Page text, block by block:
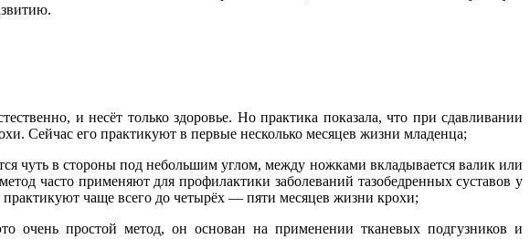
и несёт только здоровье. Но практика показала, что при сдавливании
Сейчас его практикуют в первые несколько месяцев жизни младенца;
чуть в стороны под небольшим углом, между ножками вкладывается валик или
часто применяют для профилактики заболеваний тазобедренных суставов у
чаще всего до четырёх — пяти месяцев жизни крохи;
очень простой метод, он основан на применении тканевых подгузников и